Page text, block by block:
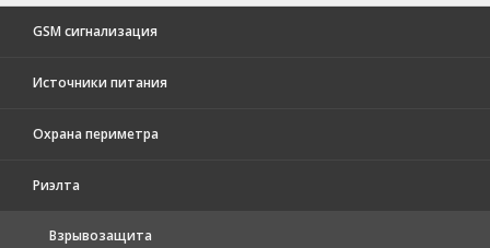
GSM сигнализация
Источники питания
Охрана периметра
Риэлта
Взрывозащита